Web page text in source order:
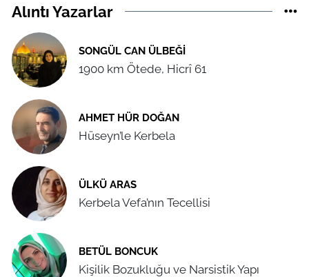
Alıntı Yazarlar
SONGÜL CAN ÜLBEĞI
1900 km Ötede, Hicrî 61
AHMET HÜR DOĞAN
Hüseyn’le Kerbela
ÜLKÜ ARAS
Kerbela Vefa’nın Tecellisi
BETÜL BONCUK
Kişilik Bozukluğu ve Narsistik Yapı